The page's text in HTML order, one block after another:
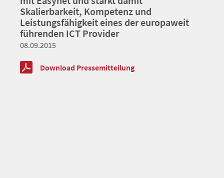
Skalierbarkeit, Kompetenz und
Leistungsfähigkeit eines der europaweit
führenden ICT Provider
08.09.2015
Download Pressemitteilung